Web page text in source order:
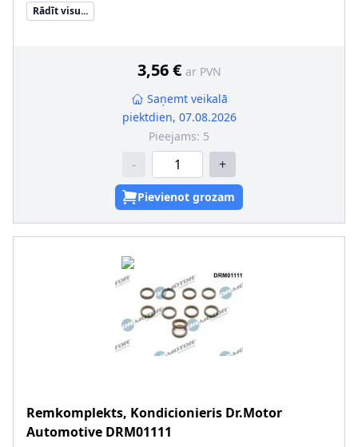
Rādīt visu...
3,56 € ar PVN
Saņemt veikalā
piektdien, 07.08.2026
Pieejams: 5
- +
Pievienot grozam
Remkomplekts, Kondicionieris Dr.Motor
Automotive DRM01111